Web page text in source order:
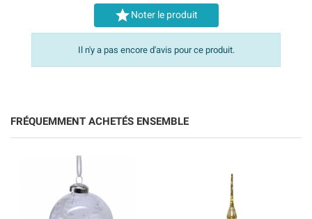
Noter le produit
Il n'y a pas encore d'avis pour ce produit.
FRÉQUEMMENT ACHETÉS ENSEMBLE